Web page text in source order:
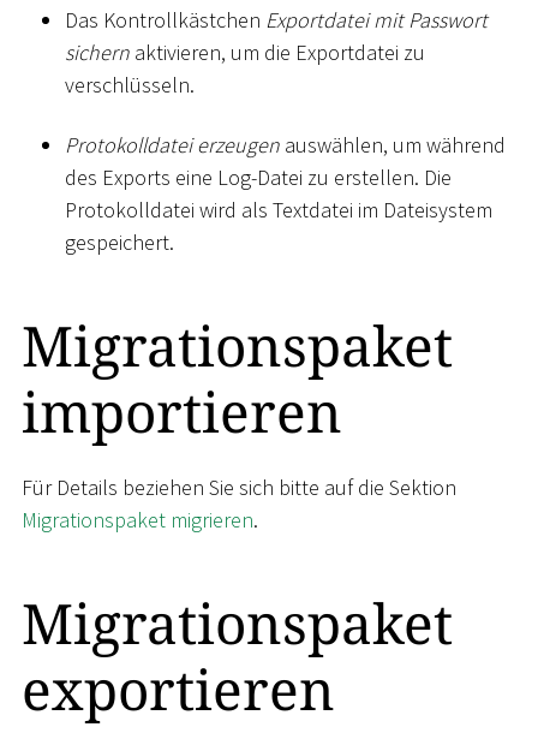
Das Kontrollkästchen Exportdatei mit Passwort
sichern aktivieren, um die Exportdatei zu
verschlüsseln.
Protokolldatei erzeugen auswählen, um während
des Exports eine Log-Datei zu erstellen. Die
Protokolldatei wird als Textdatei im Dateisystem
gespeichert.
Migrationspaket
importieren
Für Details beziehen Sie sich bitte auf die Sektion
Migrationspaket migrieren.
Migrationspaket
exportieren